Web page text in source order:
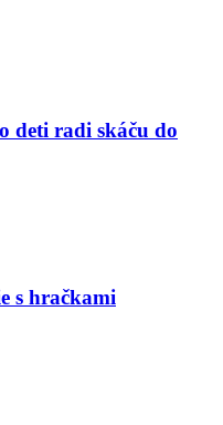
deti radi skáču do
s hračkami